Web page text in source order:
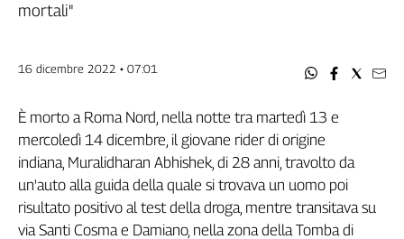
Fp
Slc
Spi
Inca
Caaf
Speciali
mortali"
16 dicembre 2022 • 07:01
È morto a Roma Nord, nella notte tra martedì 13 e
mercoledì 14 dicembre, il giovane rider di origine
indiana, Muralidharan Abhishek, di 28 anni, travolto da
un'auto alla guida della quale si trovava un uomo poi
risultato positivo al test della droga, mentre transitava su
via Santi Cosma e Damiano, nella zona della Tomba di